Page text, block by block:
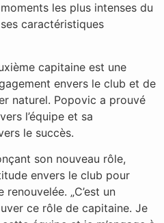
les plus intenses du
caractéristiques
capitaine est une
envers le club et de
naturel. Popovic a prouvé
l’équipe et sa
le succès.
son nouveau rôle,
envers le club pour
„C’est un
ce rôle de capitaine. Je